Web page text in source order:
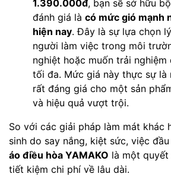
1.390.000đ, bạn sẽ sở hữu bộ
đánh giá là có mức gió mạnh
hiện nay. Đây là sự lựa chọn
người làm việc trong môi
nghiệt hoặc muốn trải nghiệm
tối đa. Mức giá này thực sự là
rất đáng giá cho một sản
và hiệu quả vượt trội.
So với các giải pháp làm mát khác
sinh do say nắng, kiệt sức, việc
áo điều hòa YAMAKO là một
tiết kiệm chi phí về lâu dài.